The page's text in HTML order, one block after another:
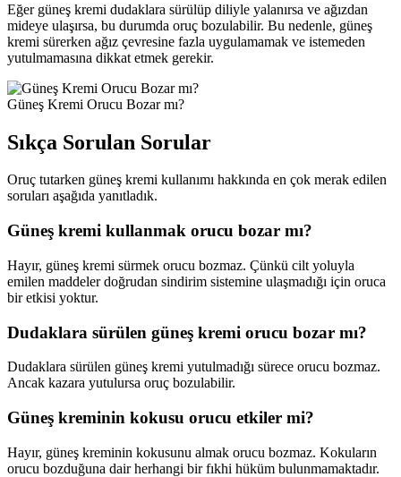
Eğer güneş kremi dudaklara sürülüp diliyle yalanırsa ve ağızdan
mideye ulaşırsa, bu durumda oruç bozulabilir. Bu nedenle, güneş
kremi sürerken ağız çevresine fazla uygulamamak ve istemeden
yutulmamasına dikkat etmek gerekir.
Güneş Kremi Orucu Bozar mı?
Sıkça Sorulan Sorular
Oruç tutarken güneş kremi kullanımı hakkında en çok merak edilen
soruları aşağıda yanıtladık.
Güneş kremi kullanmak orucu bozar mı?
Hayır, güneş kremi sürmek orucu bozmaz. Çünkü cilt yoluyla
emilen maddeler doğrudan sindirim sistemine ulaşmadığı için oruca
bir etkisi yoktur.
Dudaklara sürülen güneş kremi orucu bozar mı?
Dudaklara sürülen güneş kremi yutulmadığı sürece orucu bozmaz.
Ancak kazara yutulursa oruç bozulabilir.
Güneş kreminin kokusu orucu etkiler mi?
Hayır, güneş kreminin kokusunu almak orucu bozmaz. Kokuların
orucu bozduğuna dair herhangi bir fıkhi hüküm bulunmamaktadır.